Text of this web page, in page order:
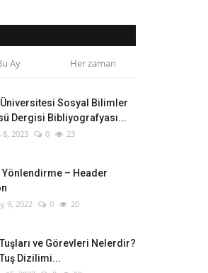
Ay Her zaman
Sosyal Bilimler
Dergisi Bibliyografyası...
8, 2023 0 23
Yönlendirme – Header
9, 2022 0 20
ve Görevleri Nelerdir?
Dizilimi...